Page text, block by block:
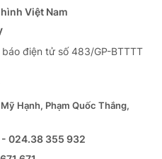
Việt Nam
điện tử số 483/GP-BTTTT
Hạnh, Phạm Quốc Thắng,
024.38 355 932